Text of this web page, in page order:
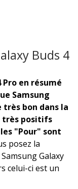
Buds 4
Pro en résumé
Samsung
très bon dans la
très positifs
"Pour" sont
posez la
Galaxy
celui-ci est un